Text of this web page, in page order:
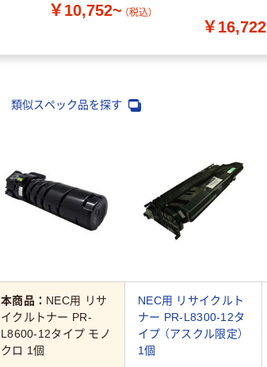
￥10,752~ （税込）
￥16,722
類似スペック品を探す
本商品： NEC用 リサ
イクルトナー PR-
L8600-12タイプ モノ
クロ 1個
NEC用 リサイクルト
ナー PR-L8300-12タ
イプ （アスクル限定）
1個